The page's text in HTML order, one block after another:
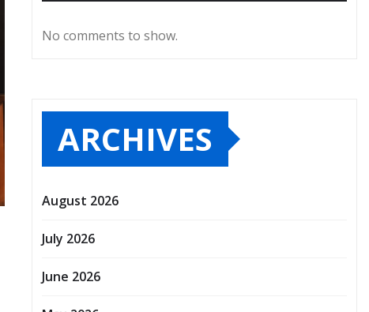
No comments to show.
ARCHIVES
August 2026
July 2026
June 2026